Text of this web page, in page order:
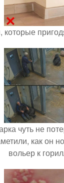
которые
чуть не
как он
вольер к